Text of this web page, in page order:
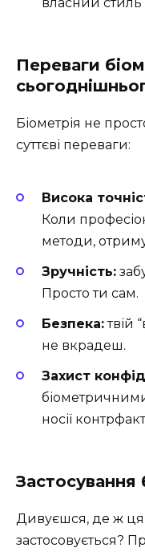
Переваги
Біометрія не
суттєві переваги:
Висока
Коли
методи,
Зручність:
Просто ти сам.
Безпека:твій
не вкрадеш.
Захист
носії
Застосування
Дивуєшся, де ж ця
застосовується?